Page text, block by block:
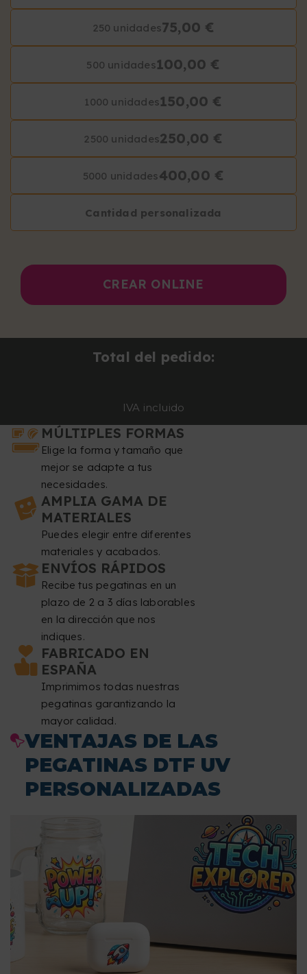
250 unidades75,00 €
500 unidades100,00 €
1000 unidades150,00 €
2500 unidades250,00 €
5000 unidades400,00 €
Cantidad personalizada
CREAR ONLINE
Total del pedido:
IVA incluido
MÚLTIPLES FORMAS
Elige la forma y tamaño que
mejor se adapte a tus
necesidades.
AMPLIA GAMA DE
MATERIALES
Puedes elegir entre diferentes
materiales y acabados.
ENVÍOS RÁPIDOS
Recibe tus pegatinas en un
plazo de 2 a 3 días laborables
en la dirección que nos
indiques.
FABRICADO EN
ESPAÑA
Imprimimos todas nuestras
pegatinas garantizando la
mayor calidad.
VENTAJAS DE LAS
PEGATINAS DTF UV
PERSONALIZADAS